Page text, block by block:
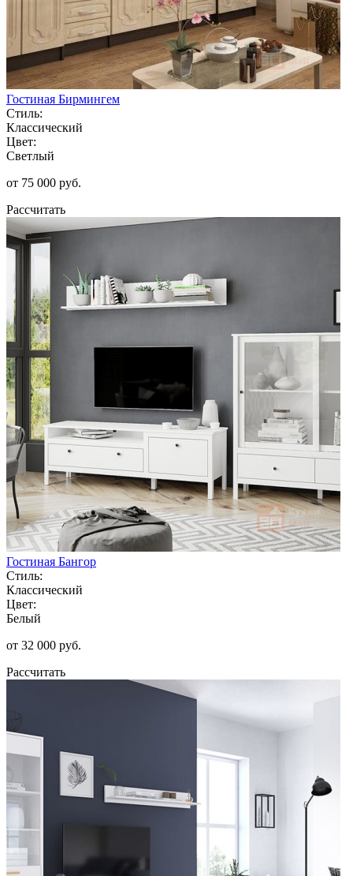
Гостиная Бирмингем
Стиль:
Классический
Цвет:
Светлый
от 75 000 руб.
Рассчитать
Гостиная Бангор
Стиль:
Классический
Цвет:
Белый
от 32 000 руб.
Рассчитать